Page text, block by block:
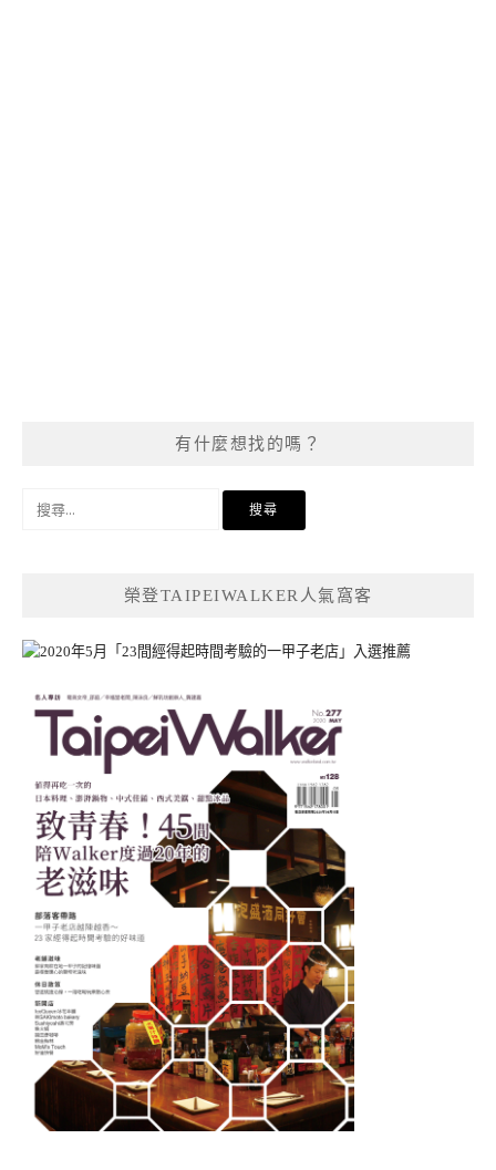
有什麼想找的嗎？
榮登TAIPEIWALKER人氣窩客